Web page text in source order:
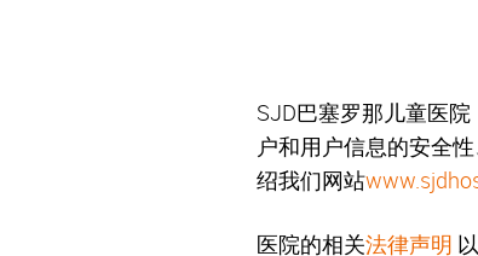
SJD巴塞罗那儿童医
户和用户信息的安全
绍我们网站
医院的相关法律声明